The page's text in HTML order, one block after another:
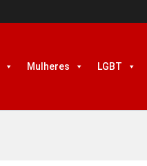
Mulheres LGBT